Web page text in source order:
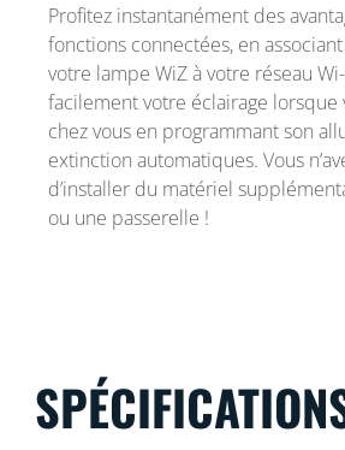
Profitez instantanément des
fonctions connectées, en
votre lampe WiZ à votre réseau
facilement votre éclairage lorsque
chez vous en programmant son
extinction automatiques. Vous
d’installer du matériel
ou une passerelle !